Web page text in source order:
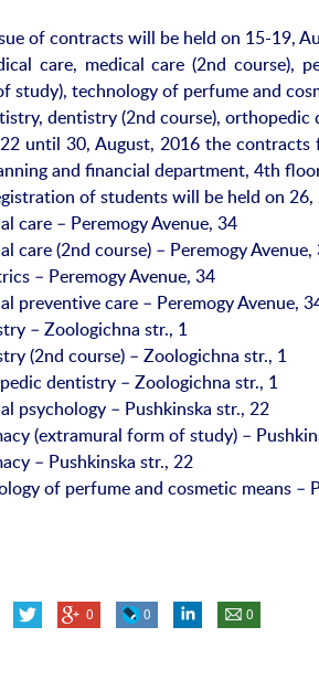
of contracts will be held on 15-19,
care, medical care (2nd course),
study), technology of perfume and
dentistry (2nd course),
until 30, August, 2016 the
and financial department, 4th
of students will be held on
care – Peremogy Avenue, 34
care (2nd course) – Peremogy Avenue,
– Peremogy Avenue, 34
preventive care – Peremogy Avenue,
– Zoologichna str., 1
(2nd course) – Zoologichna str., 1
dentistry – Zoologichna str., 1
psychology – Pushkinska str., 22
(extramural form of study) –
– Pushkinska str., 22
of perfume and cosmetic means –
0 0 0